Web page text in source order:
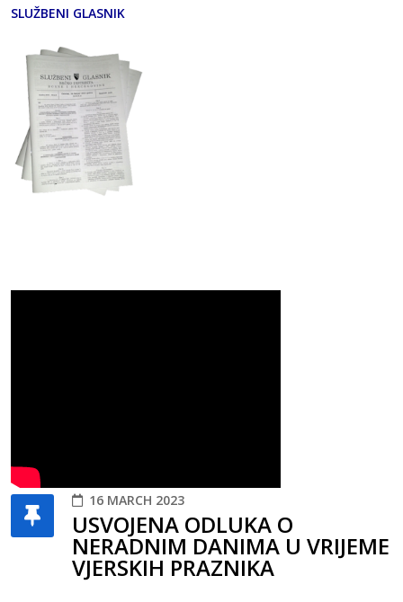
SLUŽBENI GLASNIK
16 MARCH 2023
USVOJENA ODLUKA O
NERADNIM DANIMA U VRIJEME
VJERSKIH PRAZNIKA